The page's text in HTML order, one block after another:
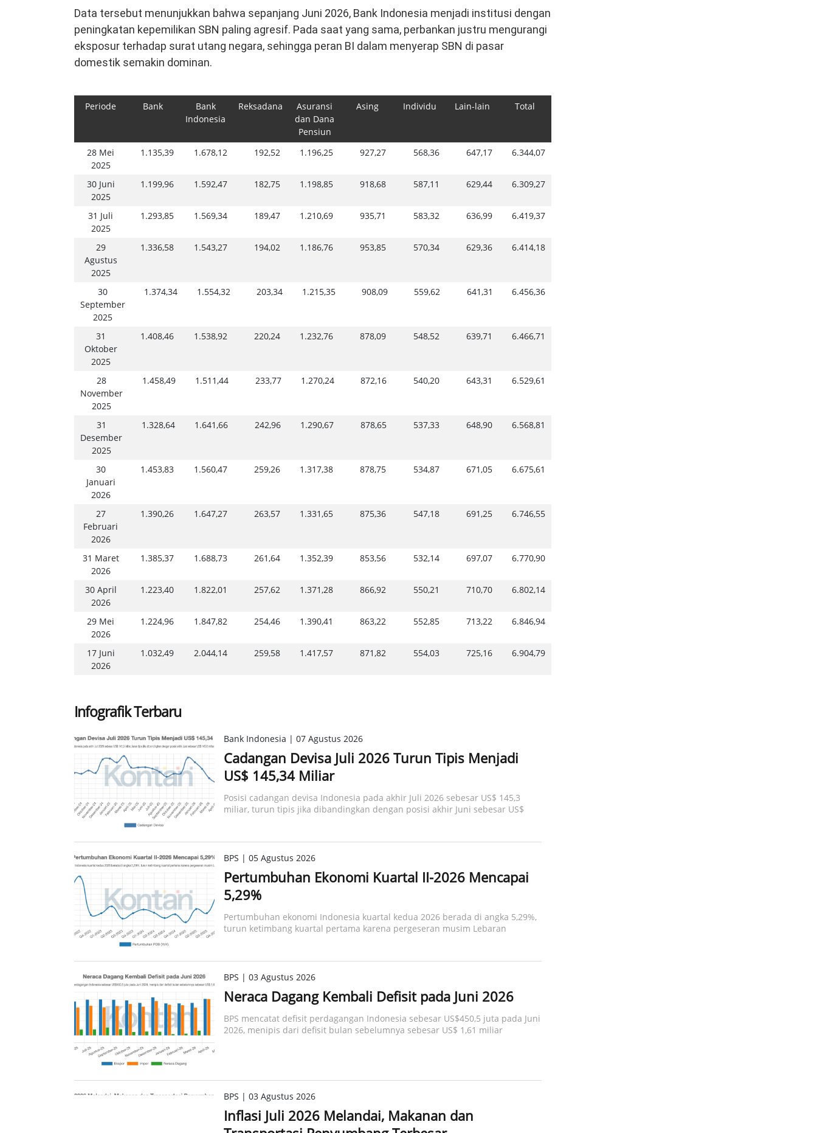
Data tersebut menunjukkan bahwa sepanjang Juni 2026, Bank Indonesia menjadi institusi dengan
peningkatan kepemilikan SBN paling agresif. Pada saat yang sama, perbankan justru mengurangi
eksposur terhadap surat utang negara, sehingga peran BI dalam menyerap SBN di pasar
domestik semakin dominan.
Periode Bank
Bank
Indonesia
Reksadana
Asuransi
dan Dana
Pensiun
Asing Individu Lain-lain Total
28 Mei
2025
1.135,39 1.678,12 192,52 1.196,25 927,27 568,36 647,17 6.344,07
30 Juni
2025
1.199,96 1.592,47 182,75 1.198,85 918,68 587,11 629,44 6.309,27
31 Juli
2025
1.293,85 1.569,34 189,47 1.210,69 935,71 583,32 636,99 6.419,37
29
Agustus
2025
1.336,58 1.543,27 194,02 1.186,76 953,85 570,34 629,36 6.414,18
30
September
2025
1.374,34 1.554,32 203,34 1.215,35 908,09 559,62 641,31 6.456,36
31
Oktober
2025
1.408,46 1.538,92 220,24 1.232,76 878,09 548,52 639,71 6.466,71
28
November
2025
1.458,49 1.511,44 233,77 1.270,24 872,16 540,20 643,31 6.529,61
31
Desember
2025
1.328,64 1.641,66 242,96 1.290,67 878,65 537,33 648,90 6.568,81
30
Januari
2026
1.453,83 1.560,47 259,26 1.317,38 878,75 534,87 671,05 6.675,61
27
Februari
2026
1.390,26 1.647,27 263,57 1.331,65 875,36 547,18 691,25 6.746,55
31 Maret
2026
1.385,37 1.688,73 261,64 1.352,39 853,56 532,14 697,07 6.770,90
30 April
2026
1.223,40 1.822,01 257,62 1.371,28 866,92 550,21 710,70 6.802,14
29 Mei
2026
1.224,96 1.847,82 254,46 1.390,41 863,22 552,85 713,22 6.846,94
17 Juni
2026
1.032,49 2.044,14 259,58 1.417,57 871,82 554,03 725,16 6.904,79
Infografik Terbaru
Bank Indonesia | 07 Agustus 2026
Cadangan Devisa Juli 2026 Turun Tipis Menjadi
US$ 145,34 Miliar
Posisi cadangan devisa Indonesia pada akhir Juli 2026 sebesar US$ 145,3
miliar, turun tipis jika dibandingkan dengan posisi akhir Juni sebesar US$
BPS | 05 Agustus 2026
Pertumbuhan Ekonomi Kuartal II-2026 Mencapai
5,29%
Pertumbuhan ekonomi Indonesia kuartal kedua 2026 berada di angka 5,29%,
turun ketimbang kuartal pertama karena pergeseran musim Lebaran
BPS | 03 Agustus 2026
Neraca Dagang Kembali Defisit pada Juni 2026
BPS mencatat defisit perdagangan Indonesia sebesar US$450,5 juta pada Juni
2026, menipis dari defisit bulan sebelumnya sebesar US$ 1,61 miliar
BPS | 03 Agustus 2026
Inflasi Juli 2026 Melandai, Makanan dan